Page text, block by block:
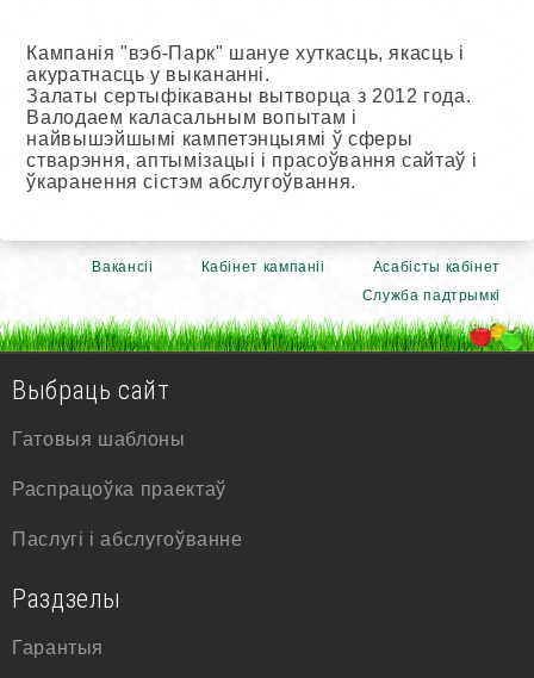
Кампанія "вэб-Парк" шануе хуткасць, якасць і
акуратнасць у выкананні.
Залаты сертыфікаваны вытворца з 2012 года.
Валодаем каласальным вопытам і
найвышэйшымі кампетэнцыямі ў сферы
стварэння, аптымізацыі і прасоўвання сайтаў і
ўкаранення сістэм абслугоўвання.
Вакансіі Кабінет кампаніі
Асабісты кабінет
Служба падтрымкі
Выбраць сайт
Гатовыя шаблоны
Распрацоўка праектаў
Паслугі і абслугоўванне
Раздзелы
Гарантыя